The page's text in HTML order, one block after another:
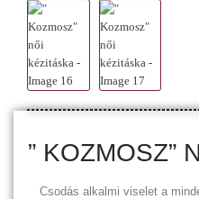
” KOZMOSZ”
Csodás alkalmi viselet a